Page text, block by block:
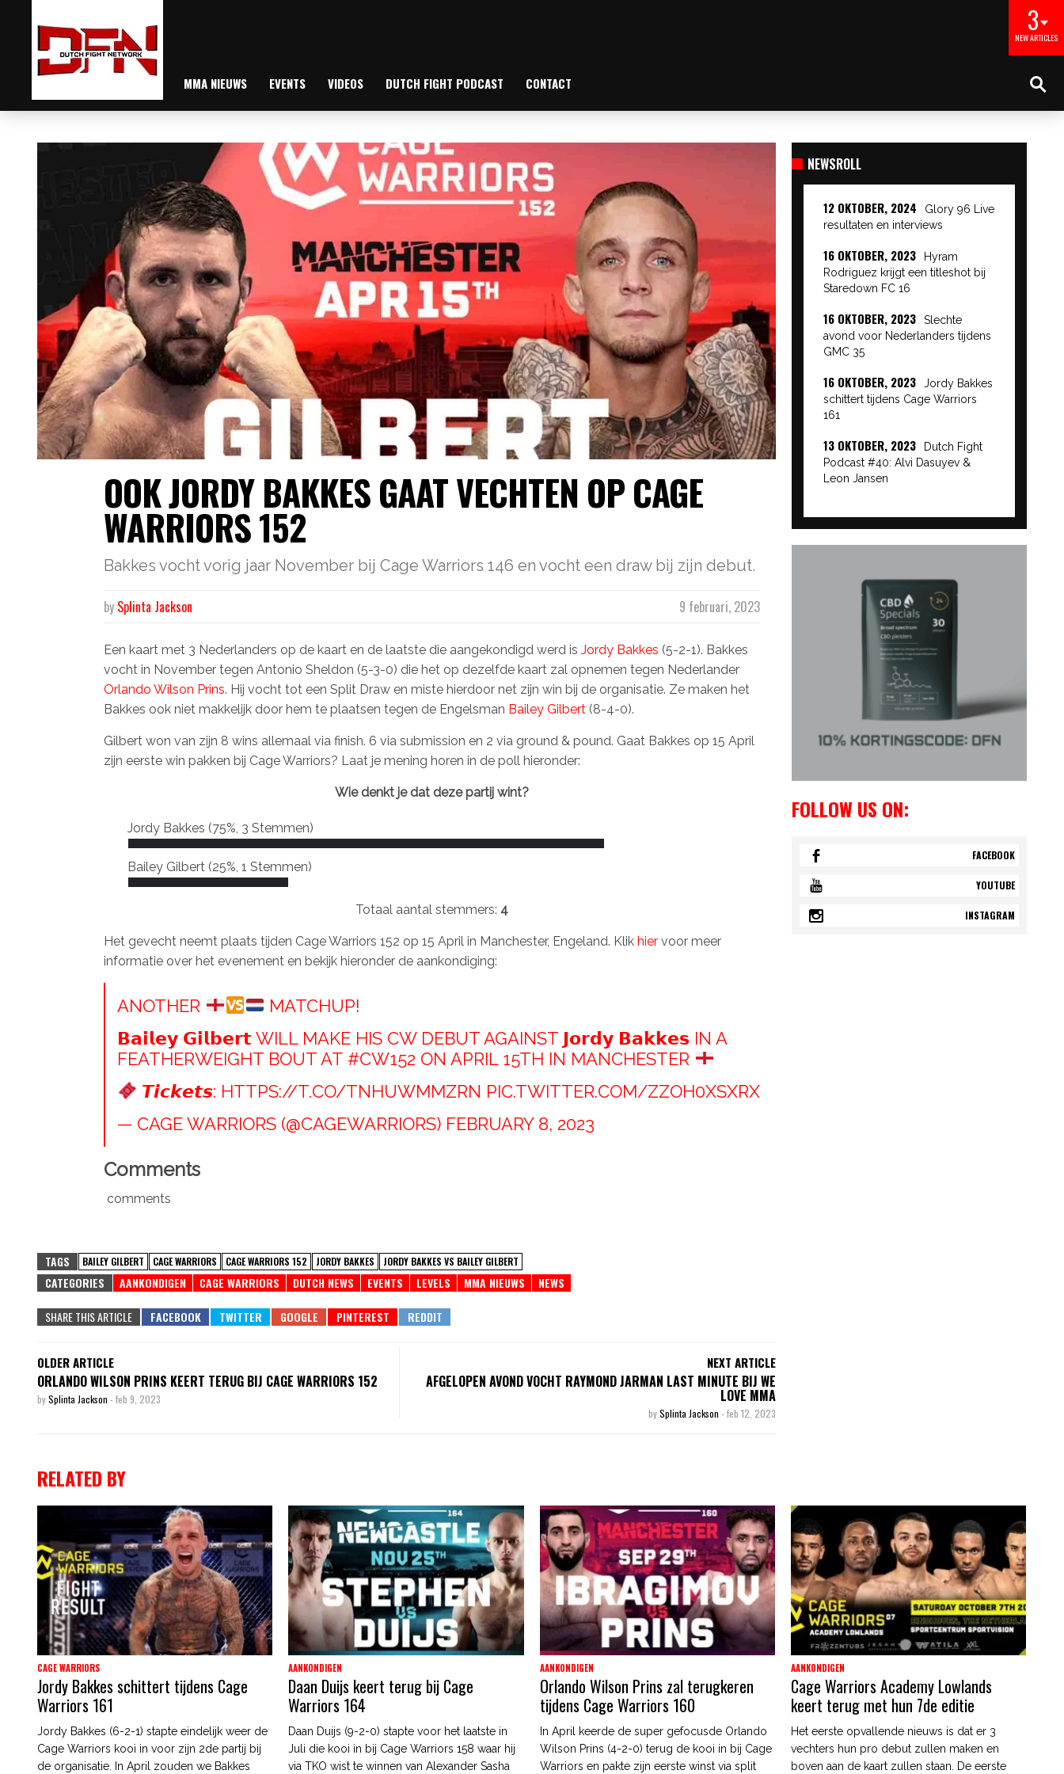
3
NEW ARTICLES
MMA NIEUWS EVENTS VIDEOS DUTCH FIGHT PODCAST CONTACT
OOK JORDY BAKKES GAAT VECHTEN OP CAGE
WARRIORS 152
Bakkes vocht vorig jaar November bij Cage Warriors 146 en vocht een draw bij zijn debut.
9 februari, 2023
by Splinta Jackson
Een kaart met 3 Nederlanders op de kaart en de laatste die aangekondigd werd is Jordy Bakkes (5-2-1). Bakkes
vocht in November tegen Antonio Sheldon (5-3-0) die het op dezelfde kaart zal opnemen tegen Nederlander
Orlando Wilson Prins. Hij vocht tot een Split Draw en miste hierdoor net zijn win bij de organisatie. Ze maken het
Bakkes ook niet makkelijk door hem te plaatsen tegen de Engelsman Bailey Gilbert (8-4-0).
Gilbert won van zijn 8 wins allemaal via finish. 6 via submission en 2 via ground & pound. Gaat Bakkes op 15 April
zijn eerste win pakken bij Cage Warriors? Laat je mening horen in de poll hieronder:
Wie denkt je dat deze partij wint?
Jordy Bakkes (75%, 3 Stemmen)
Bailey Gilbert (25%, 1 Stemmen)
Totaal aantal stemmers: 4
Het gevecht neemt plaats tijden Cage Warriors 152 op 15 April in Manchester, Engeland. Klik hier voor meer
informatie over het evenement en bekijk hieronder de aankondiging:
ANOTHER
MATCHUP!
𝗕𝗮𝗶𝗹𝗲𝘆 𝗚𝗶𝗹𝗯𝗲𝗿𝘁 WILL MAKE HIS CW DEBUT AGAINST 𝗝𝗼𝗿𝗱𝘆 𝗕𝗮𝗸𝗸𝗲𝘀 IN A
FEATHERWEIGHT BOUT AT #CW152 ON APRIL 15TH IN MANCHESTER
𝙏𝙞𝙘𝙠𝙚𝙩𝙨: HTTPS://T.CO/TNHUWMMZRN PIC.TWITTER.COM/ZZOH0XSXRX
— CAGE WARRIORS (@CAGEWARRIORS) FEBRUARY 8, 2023
Comments
comments
TAGS BAILEY GILBERT CAGE WARRIORS CAGE WARRIORS 152 JORDY BAKKES JORDY BAKKES VS BAILEY GILBERT
CATEGORIES AANKONDIGEN CAGE WARRIORS DUTCH NEWS EVENTS LEVELS MMA NIEUWS NEWS
SHARE THIS ARTICLE
OLDER ARTICLE
ORLANDO WILSON PRINS KEERT TERUG BIJ CAGE WARRIORS 152
bySplinta Jackson - feb 9, 2023
NEXT ARTICLE
AFGELOPEN AVOND VOCHT RAYMOND JARMAN LAST MINUTE BIJ WE
LOVE MMA
bySplinta Jackson - feb 12, 2023
NEWSROLL
12 OKTOBER, 2024
Glory 96 Live
resultaten en interviews
16 OKTOBER, 2023
Hyram
Rodriguez krijgt een titleshot bij
Staredown FC 16
16 OKTOBER, 2023
Slechte
avond voor Nederlanders tijdens
GMC 35
16 OKTOBER, 2023
Jordy Bakkes
schittert tijdens Cage Warriors
161
13 OKTOBER, 2023
Dutch Fight
Podcast #40: Alvi Dasuyev &
Leon Jansen
FOLLOW US ON:
FACEBOOK
YOUTUBE
INSTAGRAM
RELATED BY
CAGE WARRIORS
Jordy Bakkes schittert tijdens Cage
Warriors 161
Jordy Bakkes (6-2-1) stapte eindelijk weer de
Cage Warriors kooi in voor zijn 2de partij bij
de organisatie. In April zouden we Bakkes
AANKONDIGEN
Daan Duijs keert terug bij Cage
Warriors 164
Daan Duijs (9-2-0) stapte voor het laatste in
Juli die kooi in bij Cage Warriors 158 waar hij
via TKO wist te winnen van Alexander Sasha
AANKONDIGEN
Orlando Wilson Prins zal terugkeren
tijdens Cage Warriors 160
In April keerde de super gefocusde Orlando
Wilson Prins (4-2-0) terug de kooi in bij Cage
Warriors en pakte zijn eerste winst via split
AANKONDIGEN
Cage Warriors Academy Lowlands
keert terug met hun 7de editie
Het eerste opvallende nieuws is dat er 3
vechters hun pro debut zullen maken en
boven aan de kaart zullen staan. De eerste